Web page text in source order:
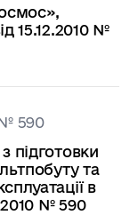
15.12.2010 №
№ 590
підготовки
та
в
№ 590